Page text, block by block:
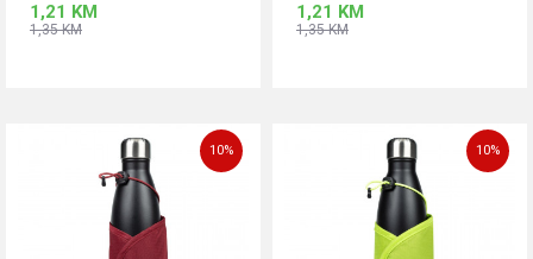
1,21 KM
1,35KM
1,21 KM
1,35KM
10% 10%